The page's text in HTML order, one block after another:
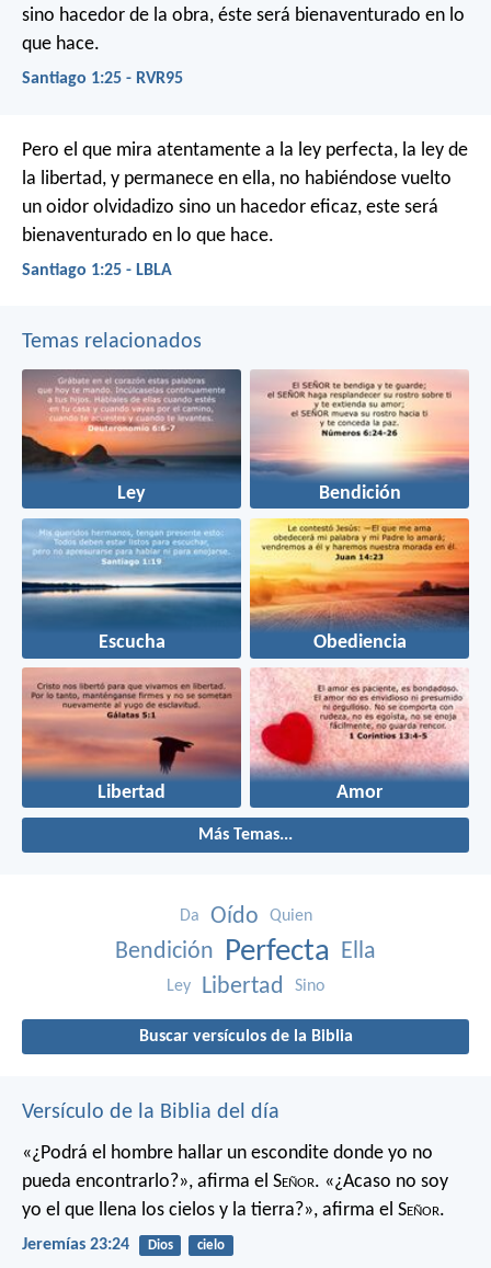
sino hacedor de la obra, éste será bienaventurado en lo
que hace.
Santiago 1:25 - RVR95
Pero el que mira atentamente a la ley perfecta, la ley de
la libertad, y permanece en ella, no habiéndose vuelto
un oidor olvidadizo sino un hacedor eficaz, este será
bienaventurado en lo que hace.
Santiago 1:25 - LBLA
Temas relacionados
Ley Bendición
Escucha Obediencia
Libertad Amor
Más Temas...
Da Oído Quien
Bendición Perfecta Ella
Ley Libertad Sino
Buscar versículos de la Biblia
Versículo de la Biblia del día
«¿Podrá el hombre hallar un escondite donde yo no
pueda encontrarlo?», afirma el Señor. «¿Acaso no soy
yo el que llena los cielos y la tierra?», afirma el Señor.
Jeremías 23:24 Dios cielo